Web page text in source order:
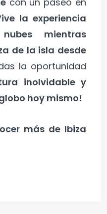
la experiencia
mientras
de la isla desde
la oportunidad
inolvidable y
hoy mismo!
más de Ibiza